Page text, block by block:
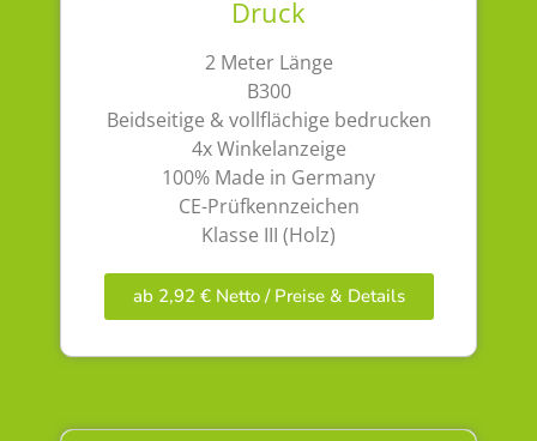
Druck
2 Meter Länge
B300
Beidseitige & vollflächige bedrucken
4x Winkelanzeige
100% Made in Germany
CE-Prüfkennzeichen
Klasse III (Holz)
ab 2,92 € Netto / Preise & Details